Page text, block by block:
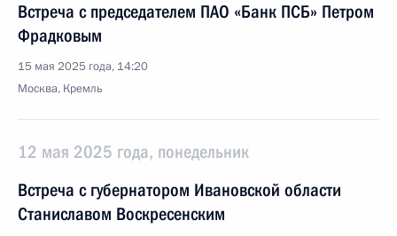
Встреча с председателем ПАО «Банк ПСБ» Петром
Фрадковым
15 мая 2025 года, 14:20
Москва, Кремль
12 мая 2025 года, понедельник
Встреча с губернатором Ивановской области
Станиславом Воскресенским